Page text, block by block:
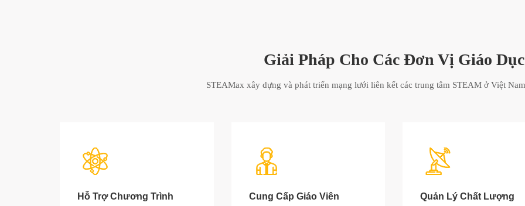
Giải Pháp Cho Các Đơn Vị Giáo Dục
STEAMax xây dựng và phát triển mạng lưới liên kết các trung tâm STEAM ở Việt
Hỗ Trợ Chương Trình Cung Cấp Giáo Viên Quản Lý Chất Lượng